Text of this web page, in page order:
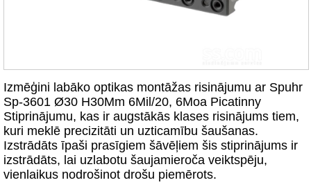
Izmēģini labāko optikas montāžas risinājumu ar Spuhr
Sp-3601 Ø30 H30Mm 6Mil/20, 6Moa Picatinny
Stiprinājumu, kas ir augstākās klases risinājums tiem,
kuri meklē precizitāti un uzticamību šaušanas.
Izstrādāts īpaši prasīgiem šāvēļiem šis stiprinājums ir
izstrādāts, lai uzlabotu šaujamieroča veiktspēju,
vienlaikus nodrošinot drošu piemērots.